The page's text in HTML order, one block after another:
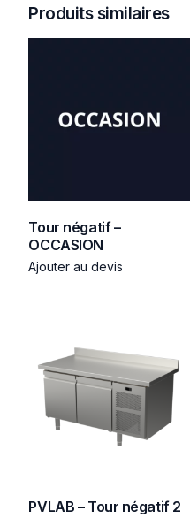
Produits similaires
Tour négatif –
OCCASION
Ajouter au devis
PVLAB – Tour négatif 2